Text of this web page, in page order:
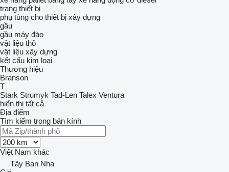
trang thiết bị
phụ tùng cho thiết bị xây dựng
gầu
gầu máy đào
vật liệu thô
vật liệu xây dựng
kết cấu kim loại
Thương hiệu
Branson
T
Stark Strumyk Tad-Len Talex Ventura
hiển thị tất cả
Địa điểm
Tìm kiếm trong bán kính
Việt Nam khác
Tây Ban Nha